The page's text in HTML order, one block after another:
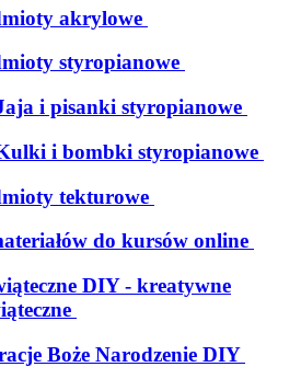
akrylowe
styropianowe
i pisanki styropianowe
i bombki styropianowe
tekturowe
do kursów online
DIY - kreatywne
Boże Narodzenie DIY